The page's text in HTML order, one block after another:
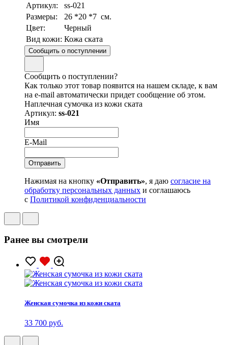
Артикул:
ss-021
Размеры:
26 *20 *7 см.
Цвет:
Черный
Вид кожи: Кожа ската
Сообщить о поступлении
Сообщить о поступлении?
Как только этот товар появится на нашем складе, к вам
на e-mail автоматически придет сообщение об этом.
Наплечная сумочка из кожи ската
Артикул: ss-021
Имя
E-Mail
Нажимая на кнопку «Отправить», я даю согласие на
обработку персональных данных и соглашаюсь
с Политикой конфиденциальности
Ранее вы смотрели
Женская сумочка из кожи ската
33 700 руб.